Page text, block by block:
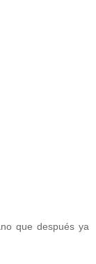
que después ya